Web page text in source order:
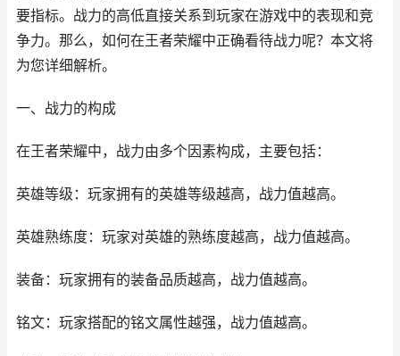
要指标。战力的高低直接关系到玩家在游戏中的表现和竞
争力。那么，如何在王者荣耀中正确看待战力呢？本文将
为您详细解析。
一、战力的构成
在王者荣耀中，战力由多个因素构成，主要包括：
英雄等级：玩家拥有的英雄等级越高，战力值越高。
英雄熟练度：玩家对英雄的熟练度越高，战力值越高。
装备：玩家拥有的装备品质越高，战力值越高。
铭文：玩家搭配的铭文属性越强，战力值越高。